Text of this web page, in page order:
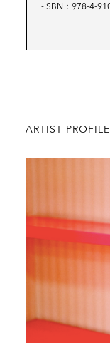
-ISBN
978-4-
ARTIST PROFILE